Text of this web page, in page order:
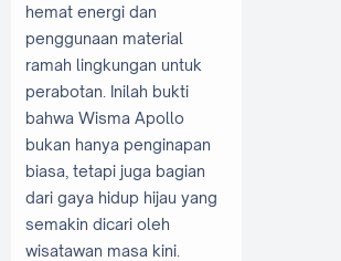
hemat energi dan
penggunaan material
ramah lingkungan untuk
perabotan. Inilah bukti
bahwa Wisma Apollo
bukan hanya penginapan
biasa, tetapi juga bagian
dari gaya hidup hijau yang
semakin dicari oleh
wisatawan masa kini.